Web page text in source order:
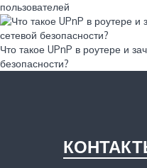
пользователей
Что такое UPnP в роутере и
безопасности?